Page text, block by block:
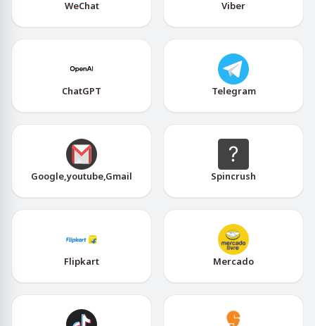
WeChat Viber
ChatGPT Telegram
Google,youtube,Gmail Spincrush
Flipkart Mercado